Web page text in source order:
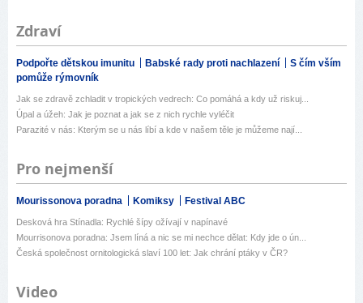
Zdraví
Podpořte dětskou imunitu Babské rady proti nachlazení
S čím vším
pomůže rýmovník
Jak se zdravě zchladit v tropických vedrech: Co pomáhá a kdy už riskuj...
Úpal a úžeh: Jak je poznat a jak se z nich rychle vyléčit
Parazité v nás: Kterým se u nás líbí a kde v našem těle je můžeme nají...
Pro nejmenší
Mourissonova poradna Komiksy Festival ABC
Desková hra Stínadla: Rychlé šípy ožívají v napínavé
Mourrisonova poradna: Jsem líná a nic se mi nechce dělat: Kdy jde o ún...
Česká společnost ornitologická slaví 100 let: Jak chrání ptáky v ČR?
Video